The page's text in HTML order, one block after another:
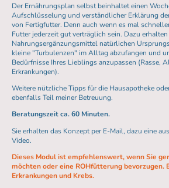
Der Ernährungsplan selbst beinhaltet einen
Aufschlüsselung und verständlicher Erklärung
von Fertigfutter. Denn auch wenn es mal
Futter jederzeit gut verträglich sein. Dazu
Nahrungsergänzungsmittel natürlichen
kleine "Turbulenzen" im Alltag abzufangen und
Bedürfnisse Ihres Lieblings anzupassen (Rasse,
Erkrankungen).
Weitere nützliche Tipps für die Hausapotheke
ebenfalls Teil meiner Betreuung.
Beratungszeit ca. 60 Minuten.
Sie erhalten das Konzept per E-Mail, dazu eine
Video.
Dieses Modul ist empfehlenswert, wenn Sie
möchten oder eine ROHfütterung bevorzugen.
Erkrankungen und Krebs.